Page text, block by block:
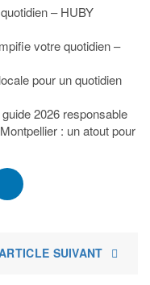
– HUBY
votre quotidien –
pour un quotidien
2026 responsable
: un atout pour
SUIVANT